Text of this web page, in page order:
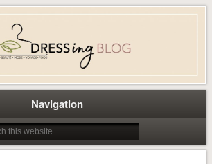
– Blog lifestyle beauté
à Caen
Navigation